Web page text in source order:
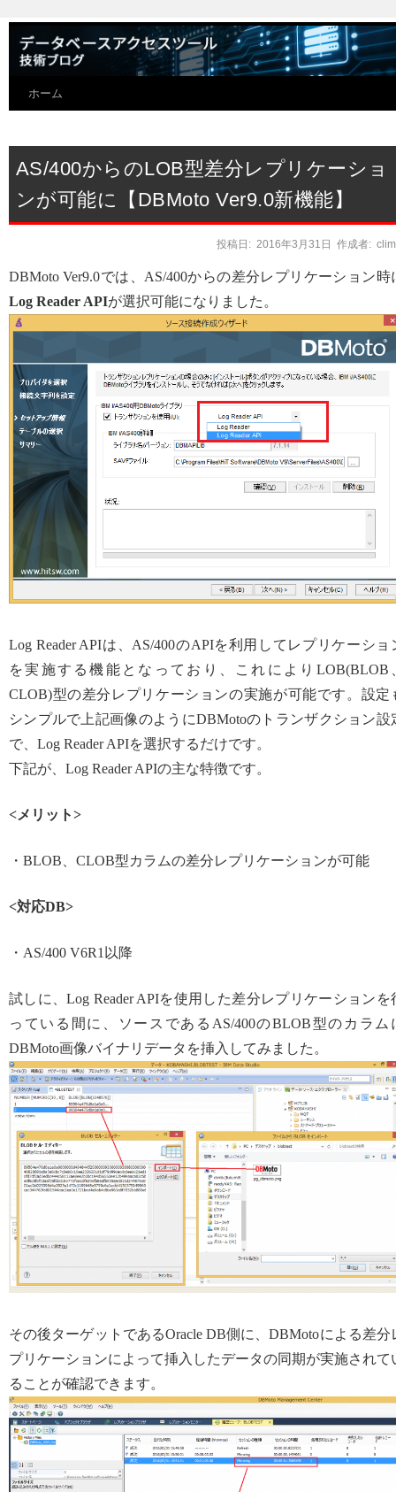
ホーム
AS/400からのLOB型差分レプリケーショ
ンが可能に【DBMoto Ver9.0新機能】
投稿日: 2016年3月31日 作成者:
DBMoto Ver9.0では、AS/400からの差分レプリケーション時
Log Reader APIが選択可能になりました。
Log Reader APIは、AS/400のAPIを利用してレプリケーショ
を実施する機能となっており、これによりLOB(BLOB
CLOB)型の差分レプリケーションの実施が可能です。設定
シンプルで上記画像のようにDBMotoのトランザクション設
で、Log Reader APIを選択するだけです。
下記が、Log Reader APIの主な特徴です。
<メリット>
・BLOB、CLOB型カラムの差分レプリケーションが可能
<対応DB>
・AS/400 V6R1以降
試しに、Log Reader APIを使用した差分レプリケーションを
っている間に、ソースであるAS/400のBLOB型のカラム
DBMoto画像バイナリデータを挿入してみました。
その後ターゲットであるOracle DB側に、DBMotoによる差分
プリケーションによって挿入したデータの同期が実施されて
ることが確認できます。